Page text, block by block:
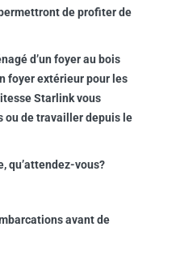
de profiter de
d’un foyer au bois
foyer extérieur pour les
Starlink vous
ou de travailler depuis le
qu’attendez-vous?
avant de